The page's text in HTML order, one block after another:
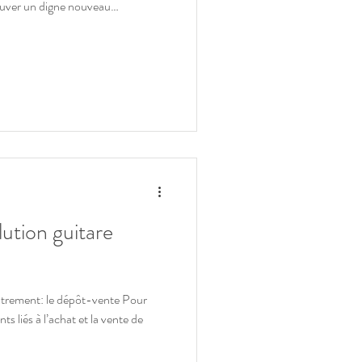
un digne nouveau
guitare
le dépôt-vente Pour
liés à l’achat et la vente de